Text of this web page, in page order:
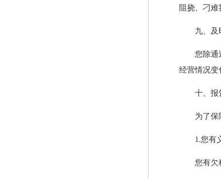
阻挠、刁
九、及
您除通
经营情况变
十、报
为了保
1.您有
您有欠